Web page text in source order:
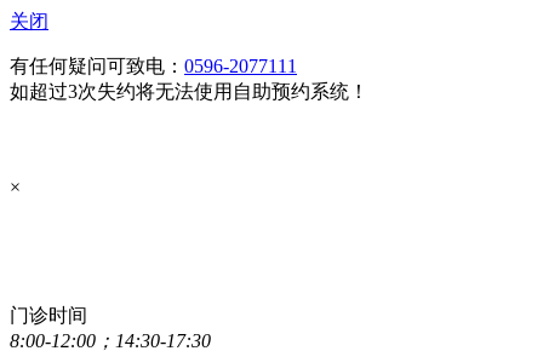
关闭
有任何疑问可致电： 0596-2077111
如超过3次失约将无法使用自助预约系统！
×
门诊时间
8:00-12:00；14:30-17:30